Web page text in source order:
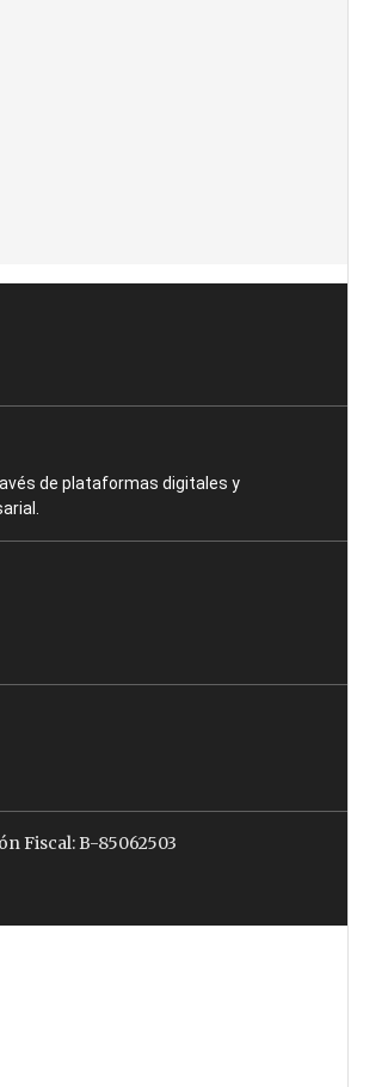
de plataformas digitales y
Fiscal: B-85062503